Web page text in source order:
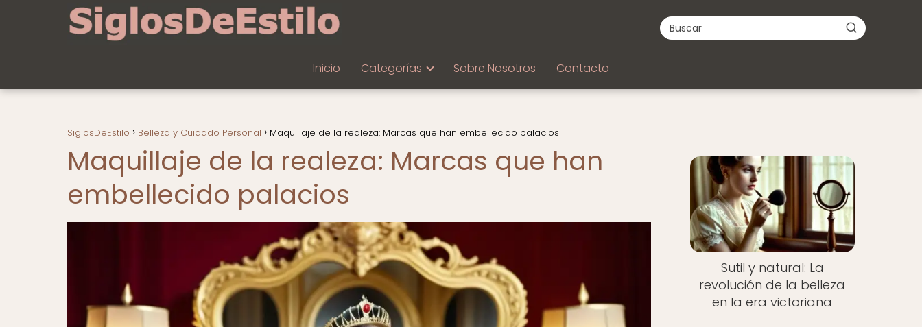
Inicio Categorías Sobre Nosotros Contacto
SiglosDeEstilo Belleza y Cuidado Personal Maquillaje de la realeza: Marcas que han embellecido palacios
Maquillaje de la realeza: Marcas que han
embellecido palacios
Sutil y natural: La
revolución de la belleza
en la era victoriana